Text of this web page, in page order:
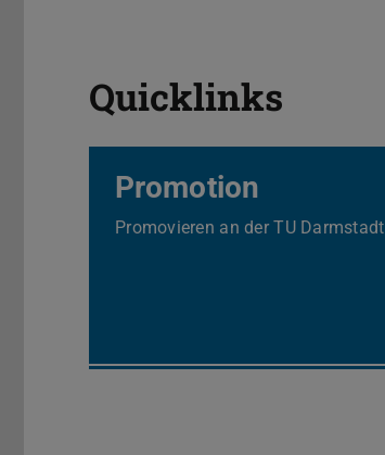
Quicklinks
Promotion
Promovieren an der TU Darmstadt